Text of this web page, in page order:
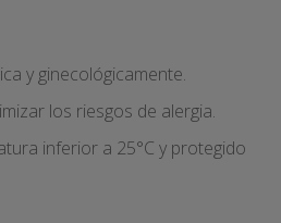
y ginecológicamente.
los riesgos de alergia.
inferior a 25°C y protegido